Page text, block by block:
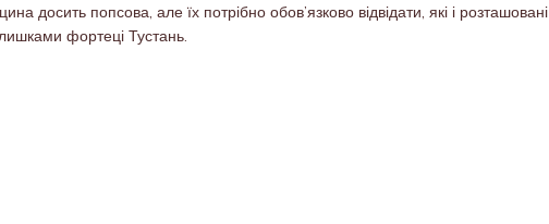
досить попсова, але їх потрібно обов’язково відвідати, які і розташовані
фортеці Тустань.